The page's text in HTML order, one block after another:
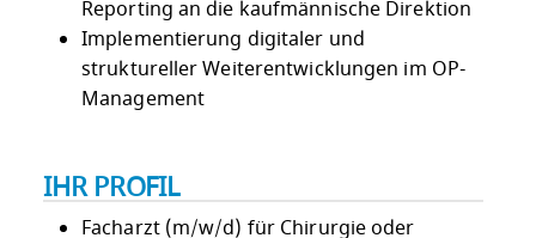
Reporting an die kaufmännische Direktion
Implementierung digitaler und
struktureller Weiterentwicklungen im OP-
Management
IHR PROFIL
Facharzt (m/w/d) für Chirurgie oder